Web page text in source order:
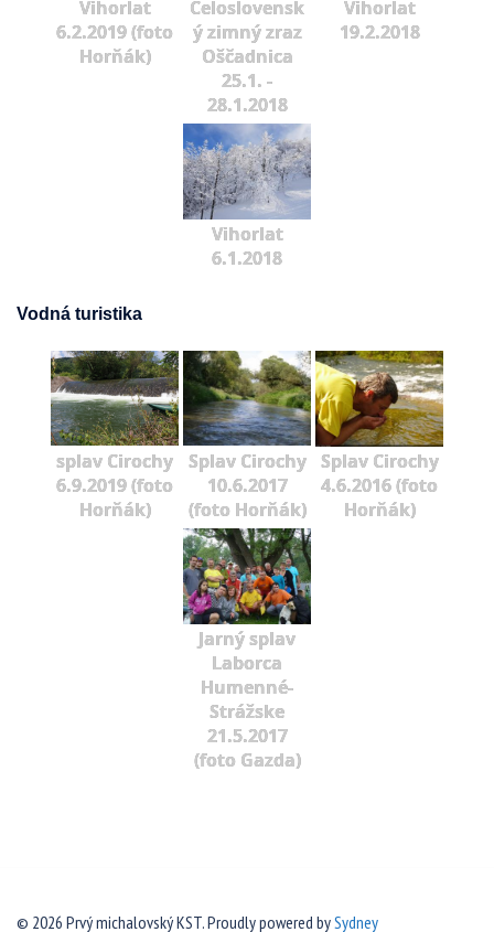
Vihorlat
6.2.2019 (foto
Horňák)
Celoslovensk
ý zimný zraz
Oščadnica
25.1. -
28.1.2018
Vihorlat
19.2.2018
Vihorlat
6.1.2018
Vodná turistika
splav Cirochy
6.9.2019 (foto
Horňák)
Splav Cirochy
10.6.2017
(foto Horňák)
Splav Cirochy
4.6.2016 (foto
Horňák)
Jarný splav
Laborca
Humenné-
Strážske
21.5.2017
(foto Gazda)
© 2026 Prvý michalovský KST. Proudly powered bySydney